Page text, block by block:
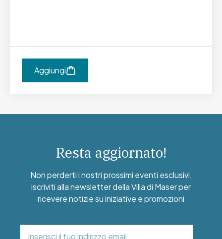
Aggiungi
Resta aggiornato!
Non perderti i nostri prossimi eventi esclusivi,
iscriviti alla newsletter della Villa di Maser per
ricevere notizie su iniziative e promozioni